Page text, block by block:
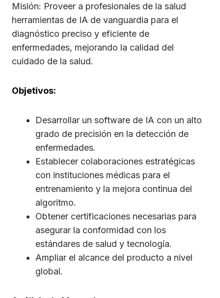
Misión: Proveer a profesionales de la salud
herramientas de IA de vanguardia para el
diagnóstico preciso y eficiente de
enfermedades, mejorando la calidad del
cuidado de la salud.
Objetivos:
Desarrollar un software de IA con un alto
grado de precisión en la detección de
enfermedades.
Establecer colaboraciones estratégicas
con instituciones médicas para el
entrenamiento y la mejora continua del
algoritmo.
Obtener certificaciones necesarias para
asegurar la conformidad con los
estándares de salud y tecnología.
Ampliar el alcance del producto a nivel
global.